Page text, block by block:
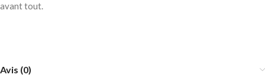
avant tout.
Avis (0)